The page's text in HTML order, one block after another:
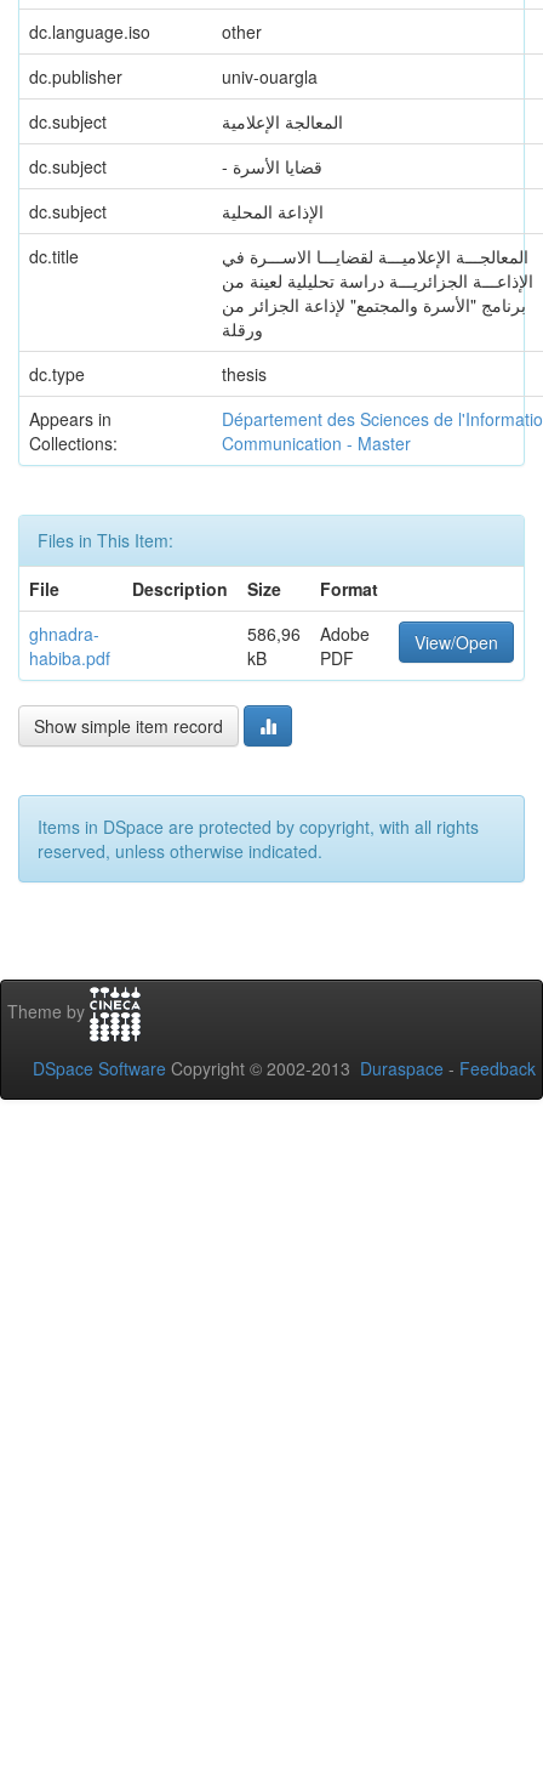
dc.language.iso
other
dc.publisher
univ-ouargla
dc.subject
المعالجة الإعلامية
dc.subject
- قضايا الأسرة
dc.subject
الإذاعة المحلية
dc.title
المعالجـــة الإعلاميـــة لقضايـــا الاســـرة في
الإذاعـــة الجزائريـــة دراسة تحليلية لعينة من
برنامج "الأسرة والمجتمع" لإذاعة الجزائر من
ورقلة
dc.type
thesis
Appears in
Collections:
Département des Sciences de
Communication - Master
Files in This Item:
File
Description Size
Format
ghnadra-
habiba.pdf
586,96
kB
Adobe
PDF
View/Open
Show simple item record
Items in DSpace are protected by copyright, with all rights
reserved, unless otherwise indicated.
Theme by
DSpace Software Copyright © 2002-2013 Duraspace - Feedback